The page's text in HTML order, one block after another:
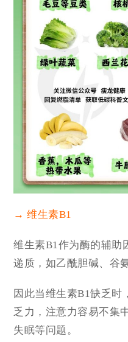
→ 维生素B1
维生素B1作为酶的辅助
递质，如乙酰胆碱、谷
因此当维生素B1缺乏时
乏力，注意力容易不集
失眠等问题。